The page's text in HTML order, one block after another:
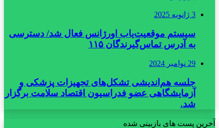
3 ژانویه 2025
سیستم موقعیت‌یاب اورژانس فعال شد/ دسترسی
به آدرس تماس‌گیرندگان ۱۱۵
29 نوامبر 2024
جلسه هم‌اندیشی تشکل‌های تجهیزات پزشکی و
آزمایشگاهی عضو فدراسیون اقتصاد سلامت برگزار
شد.
آخرین پست های بازبینی شده